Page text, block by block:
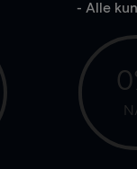
- Alle